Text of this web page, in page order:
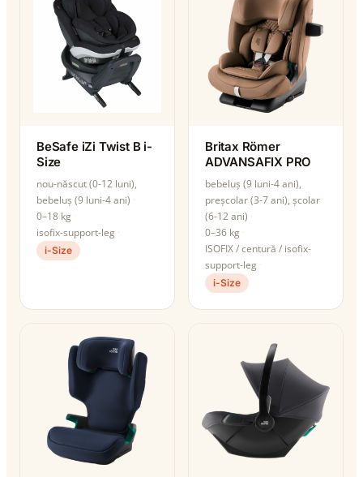
BeSafe iZi Twist B i-
Size
nou-născut (0-12 luni),
bebeluș (9 luni-4 ani)
0–18 kg
isofix-support-leg
i-Size
Britax Römer
ADVANSAFIX PRO
bebeluș (9 luni-4 ani),
preșcolar (3-7 ani), școlar
(6-12 ani)
0–36 kg
ISOFIX / centură / isofix-
support-leg
i-Size